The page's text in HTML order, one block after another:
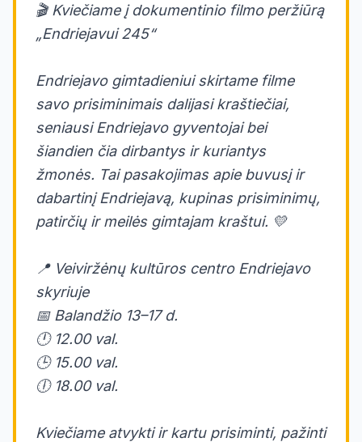
🎬 Kviečiame į dokumentinio filmo peržiūrą
„Endriejavui 245“
Endriejavo gimtadieniui skirtame filme
savo prisiminimais dalijasi kraštiečiai,
seniausi Endriejavo gyventojai bei
šiandien čia dirbantys ir kuriantys
žmonės. Tai pasakojimas apie buvusį ir
dabartinį Endriejavą, kupinas prisiminimų,
patirčių ir meilės gimtajam kraštui. 💛
📍 Veiviržėnų kultūros centro Endriejavo
skyriuje
📅 Balandžio 13–17 d.
🕛 12.00 val.
🕒 15.00 val.
🕕 18.00 val.
Kviečiame atvykti ir kartu prisiminti, pažinti